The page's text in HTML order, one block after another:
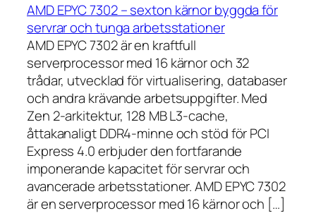
AMD EPYC 7302 – sexton kärnor byggda för
servrar och tunga arbetsstationer
AMD EPYC 7302 är en kraftfull
serverprocessor med 16 kärnor och 32
trådar, utvecklad för virtualisering, databaser
och andra krävande arbetsuppgifter. Med
Zen 2-arkitektur, 128 MB L3-cache,
åttakanaligt DDR4-minne och stöd för PCI
Express 4.0 erbjuder den fortfarande
imponerande kapacitet för servrar och
avancerade arbetsstationer. AMD EPYC 7302
är en serverprocessor med 16 kärnor och […]